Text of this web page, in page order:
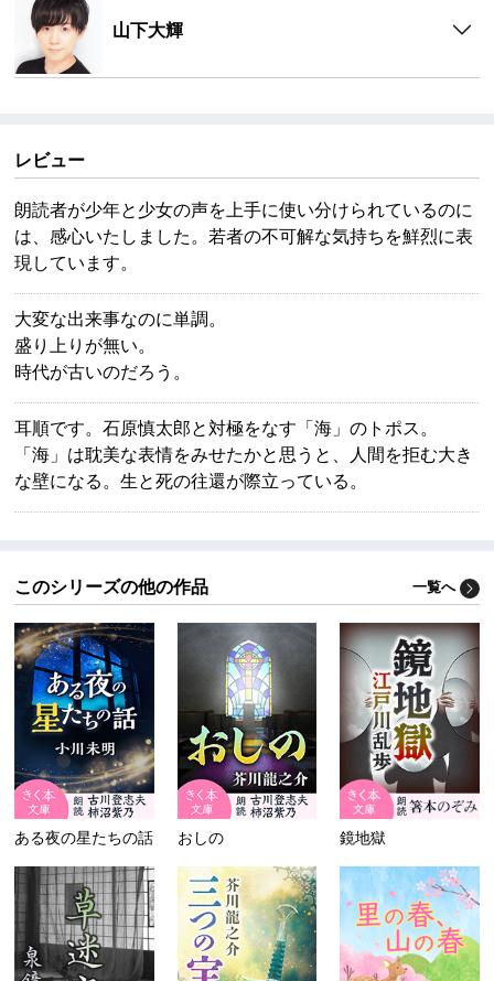
山下大輝
レビュー
朗読者が少年と少女の声を上手に使い分けられているのに
は、感心いたしました。若者の不可解な気持ちを鮮烈に表
現しています。
大変な出来事なのに単調。
盛り上りが無い。
時代が古いのだろう。
耳順です。石原慎太郎と対極をなす「海」のトポス。
「海」は耽美な表情をみせたかと思うと、人間を拒む大き
な壁になる。生と死の往還が際立っている。
このシリーズの他の作品 一覧へ
ある夜の星たちの話 おしの 鏡地獄